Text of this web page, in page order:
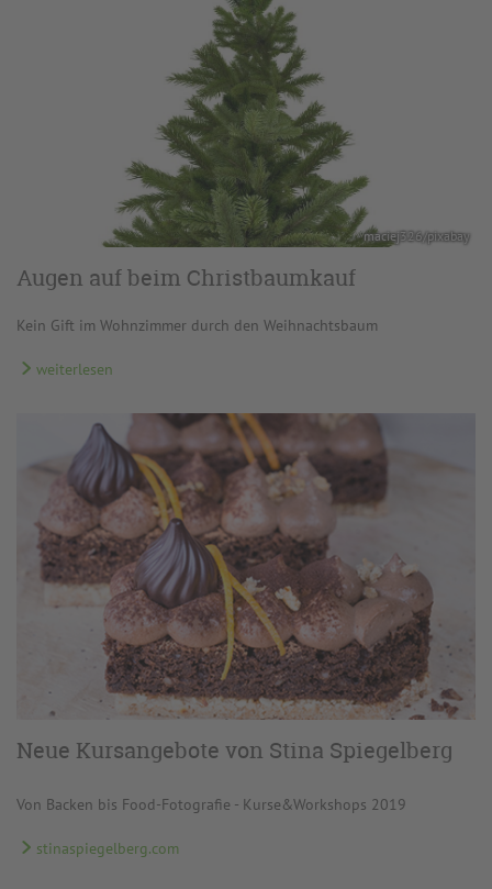
maciej326/pixabay
Augen auf beim Christbaumkauf
Kein Gift im Wohnzimmer durch den Weihnachtsbaum
weiterlesen
Neue Kursangebote von Stina Spiegelberg
Von Backen bis Food-Fotografie - Kurse&Workshops 2019
stinaspiegelberg.com